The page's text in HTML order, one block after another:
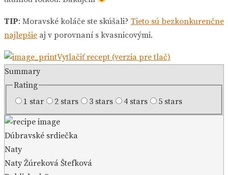
TIP: Moravské koláče ste skúšali? Tieto sú bezkonkurenčne
najlepšie aj v porovnaní s kvasnicovými.
Vytlačiť recept (verzia pre tlač)
Summary
Rating
1 star
2 stars 3 stars 4 stars 5 stars
Dúbravské srdiečka
Naty
Naty Žúreková Štefková